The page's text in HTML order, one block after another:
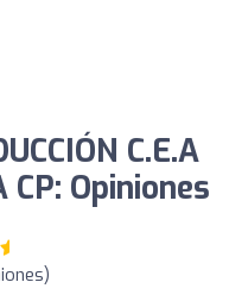
C.E.A
CP: Opiniones